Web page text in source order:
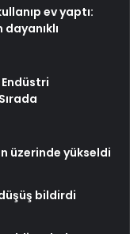
ev yaptı:
üzerinde yükseldi
bildirdi